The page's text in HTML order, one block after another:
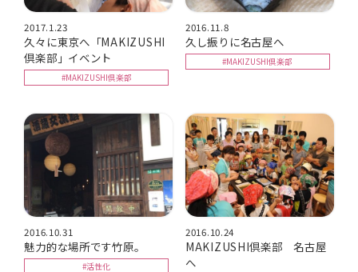
2017.1.23
久々に東京へ「MAKIZUSHI
倶楽部」イベント
#MAKIZUSHI倶楽部
2016.11.8
久し振りに名古屋へ
#MAKIZUSHI倶楽部
2016.10.31
魅力的な場所です竹原。
#活性化
2016.10.24
MAKIZUSHI倶楽部 名古屋
へ